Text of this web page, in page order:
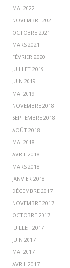
MAI 2022
NOVEMBRE 2021
OCTOBRE 2021
MARS 2021
FÉVRIER 2020
JUILLET 2019
JUIN 2019
MAI 2019
NOVEMBRE 2018
SEPTEMBRE 2018
AOÛT 2018
MAI 2018
AVRIL 2018
MARS 2018
JANVIER 2018
DÉCEMBRE 2017
NOVEMBRE 2017
OCTOBRE 2017
JUILLET 2017
JUIN 2017
MAI 2017
AVRIL 2017